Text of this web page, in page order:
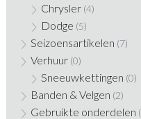
Chrysler (4)
Dodge (5)
Seizoensartikelen (7)
Verhuur (0)
Sneeuwkettingen (0)
Banden & Velgen (2)
Gebruikte onderdelen